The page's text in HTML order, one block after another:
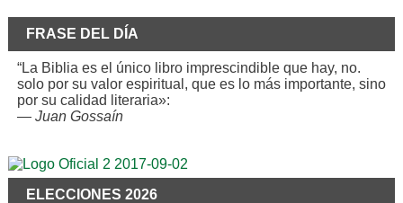
FRASE DEL DÍA
“La Biblia es el único libro imprescindible que hay, no.
solo por su valor espiritual, que es lo más importante, sino
por su calidad literaria»:
— Juan Gossaín
ELECCIONES 2026